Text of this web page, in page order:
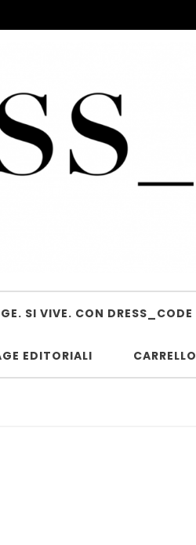
SI VIVE. CON DRESS_CODE
EDITORIALI CARRELLO